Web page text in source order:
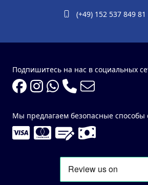
(+49) 152 537 849 81
Подпишитесь на нас в социальных
Мы предлагаем безопасные способы